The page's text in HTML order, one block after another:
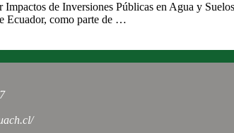
de Inversiones Públicas en Agua y
Ecuador, como parte de …